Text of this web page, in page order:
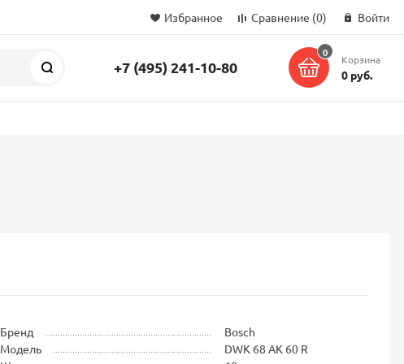
Избранное Сравнение (0) Войти
Поиск +7 (495) 241-10-80
0
Корзина
0 руб.
Бренд
Bosch
Модель
DWK 68 AK 60 R